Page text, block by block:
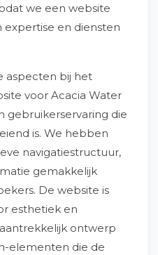
we een website
en diensten
aspecten bij het
voor Acacia Water
gebruikerservaring die
is. We hebben
navigatiestructuur,
gemakkelijk
De website is
esthetiek en
ontwerp
elementen die de